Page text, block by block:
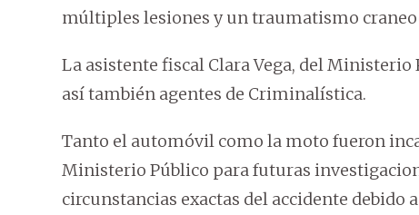
múltiples lesiones y un traumatismo
La asistente fiscal Clara Vega, del Ministerio
así también agentes de Criminalística.
Tanto el automóvil como la moto fueron
Ministerio Público para futuras
circunstancias exactas del accidente debido